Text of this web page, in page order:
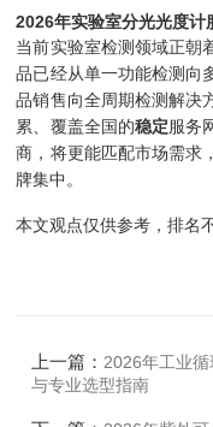
2026年实验室分光光度计
当前实验室检测领域正朝
品已经从单一功能检测向
品销售向全周期检测解决
累、覆盖全国的稳定服务
商，将更能匹配市场需求
牌集中。
本文观点仅供参考，排名
上一篇： 2026年工业
与专业选型指南